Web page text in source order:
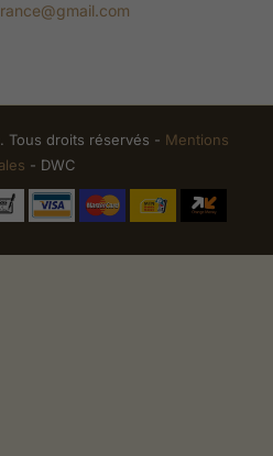
Tous droits réservés - Mentions
- DWC